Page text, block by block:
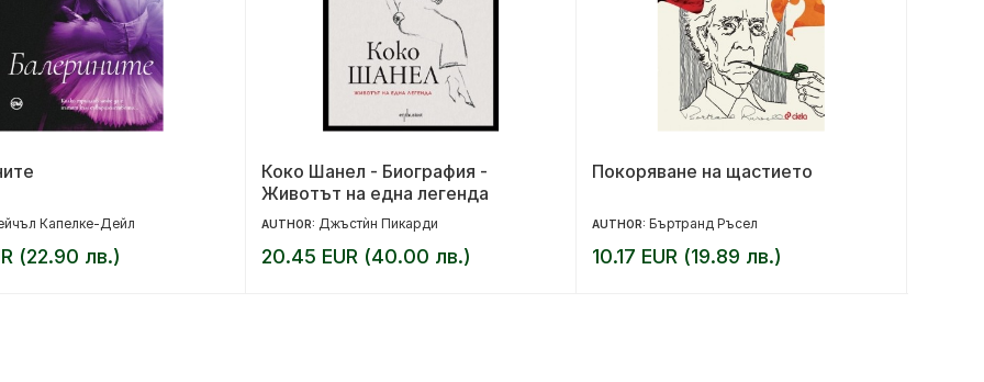
Капелке-Дейл
(22.90 лв.)
Коко Шанел - Биография -
Животът на една легенда
AUTHOR: Джъстѝн Пикарди
20.45 EUR (40.00 лв.)
Покоряване на щастието
AUTHOR: Бъртранд Ръсел
10.17 EUR (19.89 лв.)